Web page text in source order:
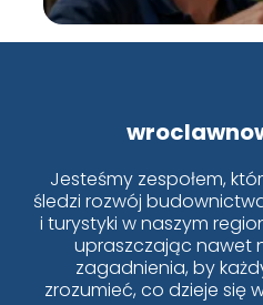
Jesteśmy zespołem,
śledzi rozwój
i turystyki w naszym
upraszczając nawet
zagadnienia, by
zrozumieć, co dzieje się